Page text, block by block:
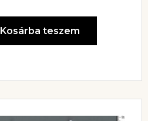
Kosárba teszem